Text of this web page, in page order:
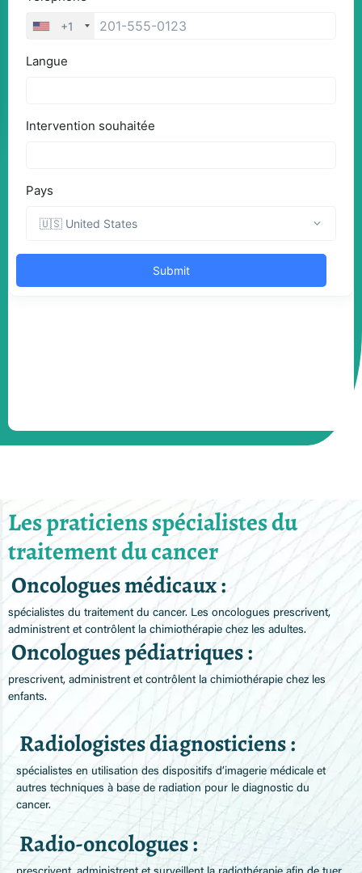
Les praticiens spécialistes du
traitement du cancer
Oncologues médicaux :
spécialistes du traitement du cancer. Les oncologues prescrivent,
administrent et contrôlent la chimiothérapie chez les adultes.
Oncologues pédiatriques :
prescrivent, administrent et contrôlent la chimiothérapie chez les
enfants.
Radiologistes diagnosticiens :
spécialistes en utilisation des dispositifs d’imagerie médicale et
autres techniques à base de radiation pour le diagnostic du
cancer.
Radio-oncologues :